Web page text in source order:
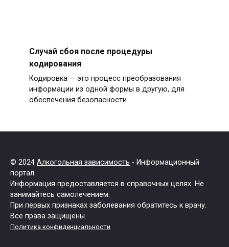
Случай сбоя после процедуры
кодирования
Кодировка — это процесс преобразования
информации из одной формы в другую, для
обеспечения безопасности
© 2024 Алкогольная зависимость - Информационный
портал.
Информация предоставляется в справочных целях. Не
занимайтесь самолечением.
При первых признаках заболевания обратитесь к врачу.
Все права защищены.
Политика конфиденциальности